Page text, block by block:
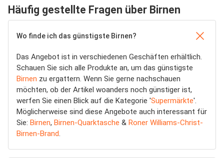
Häufig gestellte Fragen über Birnen
Wo finde ich das günstigste Birnen?
Das Angebot ist in verschiedenen Geschäften erhältlich.
Schauen Sie sich alle Produkte an, um das günstigste
Birnen zu ergattern. Wenn Sie gerne nachschauen
möchten, ob der Artikel woanders noch günstiger ist,
werfen Sie einen Blick auf die Kategorie 'Supermärkte'.
Möglicherweise sind diese Angebote auch interessant für
Sie: Birnen, Birnen-Quarktasche & Roner Williams-Christ-
Birnen-Brand.